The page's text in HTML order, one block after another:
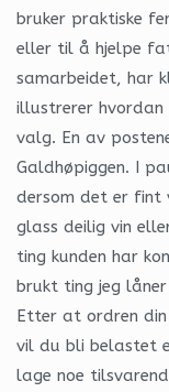
bruker praktiske
eller til å hjelpe
samarbeidet, har
illustrerer
valg. En av
Galdhøpiggen. I
dersom det er fint
glass deilig vin
ting kunden har
brukt ting jeg
Etter at ordren
vil du bli belastet
lage noe